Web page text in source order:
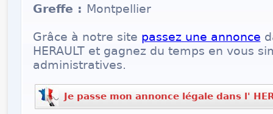
Greffe : Montpellier
Grâce à notre site passez une annonce
HERAULT et gagnez du temps en vous
administratives.
Je passe mon annonce légale dans l'